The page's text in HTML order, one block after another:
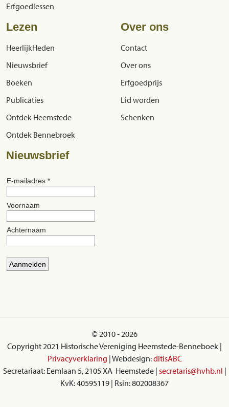
Erfgoedlessen
Lezen
HeerlijkHeden
Nieuwsbrief
Boeken
Publicaties
Ontdek Heemstede
Ontdek Bennebroek
Over ons
Contact
Over ons
Erfgoedprijs
Lid worden
Schenken
Nieuwsbrief
© 2010 - 2026
Copyright 2021 Historische Vereniging Heemstede-Benneboek |
Privacyverklaring | Webdesign:ditisABC
Secretariaat: Eemlaan 5, 2105 XA Heemstede | secretaris@hvhb.nl |
KvK: 40595119 | Rsin: 802008367